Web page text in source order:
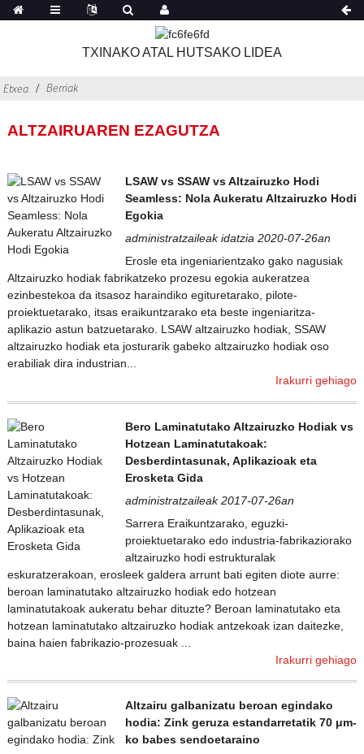
TXINAKO ATAL HUTSAKO LIDEA
Etxea Berriak
ALTZAIRUAREN EZAGUTZA
LSAW vs SSAW vs Altzairuzko Hodi
Seamless: Nola Aukeratu Altzairuzko Hodi
Egokia
administratzaileak idatzia 2020-07-26an
Erosle eta ingeniarientzako gako nagusiak
Altzairuzko hodiak fabrikatzeko prozesu egokia aukeratzea
ezinbestekoa da itsasoz haraindiko egituretarako, pilote-
proiektuetarako, itsas eraikuntzarako eta beste ingeniaritza-
aplikazio astun batzuetarako. LSAW altzairuzko hodiak, SSAW
altzairuzko hodiak eta josturarik gabeko altzairuzko hodiak oso
erabiliak dira industrian...
Irakurri gehiago
Bero Laminatutako Altzairuzko Hodiak vs
Hotzean Laminatutakoak:
Desberdintasunak, Aplikazioak eta
Erosketa Gida
administratzaileak 2017-07-26an
Sarrera Eraikuntzarako, eguzki-
proiektuetarako edo industria-fabrikaziorako
altzairuzko hodi estrukturalak
eskuratzerakoan, erosleek galdera arrunt bati egiten diote aurre:
beroan laminatutako altzairuzko hodiak edo hotzean
laminatutakoak aukeratu behar dituzte? Beroan laminatutako eta
hotzean laminatutako altzairuzko hodiak antzekoak izan daitezke,
baina haien fabrikazio-prozesuak ...
Irakurri gehiago
Altzairu galbanizatu beroan egindako
hodia: Zink geruza estandarretatik 70 μm-
ko babes sendoetaraino